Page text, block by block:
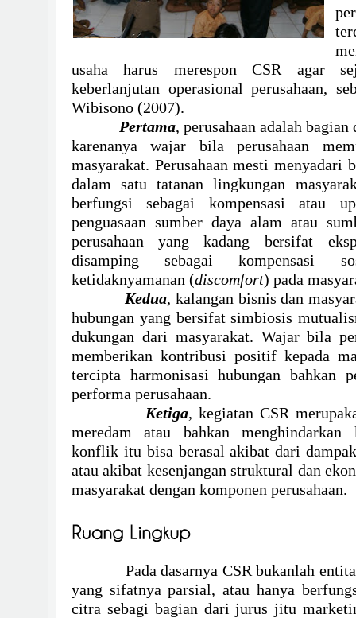
usaha harus merespon CSR agar
keberlanjutan operasional perusahaan,
Wibisono (2007).
Pertama, perusahaan adalah
karenanya wajar bila perusahaan
masyarakat. Perusahaan mesti menyadari
dalam satu tatanan lingkungan
berfungsi sebagai kompensasi atau
penguasaan sumber daya alam atau
perusahaan yang kadang bersifat
disamping sebagai kompensasi
ketidaknyamanan (discomfort) pada
Kedua, kalangan bisnis dan
hubungan yang bersifat simbiosis
dukungan dari masyarakat. Wajar bila
memberikan kontribusi positif kepada
tercipta harmonisasi hubungan bahkan
performa perusahaan.
Ketiga, kegiatan CSR
meredam atau bahkan
konflik itu bisa berasal akibat dari
atau akibat kesenjangan struktural dan
masyarakat dengan komponen perusahaan.
Pada dasarnya CSR bukanlah
yang sifatnya parsial, atau hanya
citra sebagi bagian dari jurus jitu